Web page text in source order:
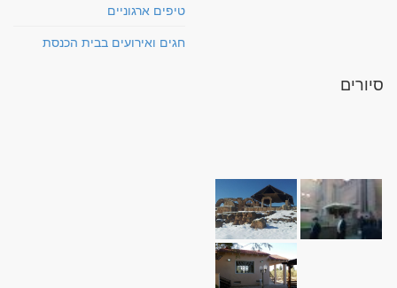
טיפים ארגוניים
חגים ואירועים בבית הכנסת
סיורים